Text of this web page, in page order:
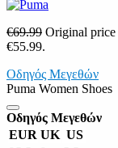
€69.99 Original price
€55.99.
Οδηγός Μεγεθών
Puma Women Shoes
Οδηγός Μεγεθών
EUR UK US